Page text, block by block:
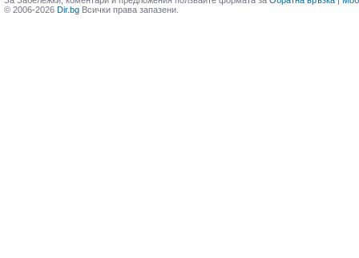
© 2006-2026 Dir.bg Всички права запазени.